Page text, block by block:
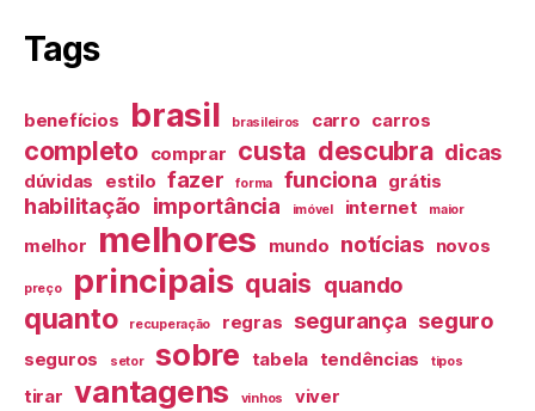
Tags
benefícios brasil brasileiros carro carros
completo comprar custa descubra dicas
dúvidas estilo fazer forma funciona grátis
habilitação importância imóvel internet maior
melhor melhores mundo notícias novos
preço principais quais quando
quanto recuperação regras segurança seguro
seguros setor sobre tabela tendências tipos
tirar vantagens vinhos viver